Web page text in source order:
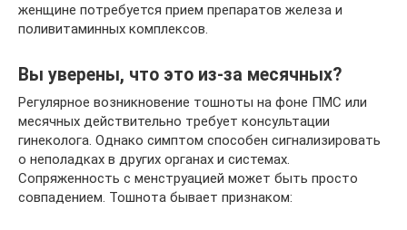
женщине потребуется прием препаратов железа и
поливитаминных комплексов.
Вы уверены, что это из-за месячных?
Регулярное возникновение тошноты на фоне ПМС или
месячных действительно требует консультации
гинеколога. Однако симптом способен сигнализировать
о неполадках в других органах и системах.
Сопряженность с менструацией может быть просто
совпадением. Тошнота бывает признаком: